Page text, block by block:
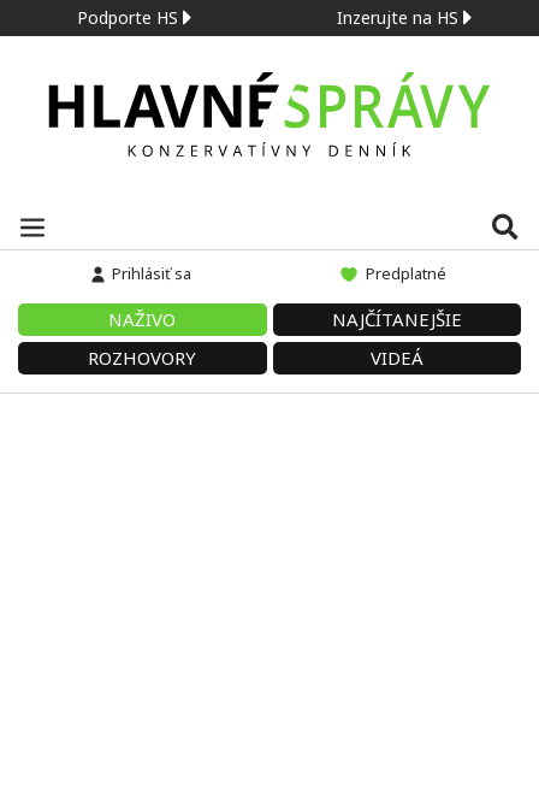
Podporte HS Inzerujte na HS
Prihlásiť sa Predplatné
NAŽIVO
NAJČÍTANEJŠIE
ROZHOVORY
VIDEÁ